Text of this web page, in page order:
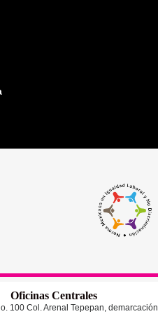
Oficinas Centrales
100 Col. Arenal Tepepan, demarcación